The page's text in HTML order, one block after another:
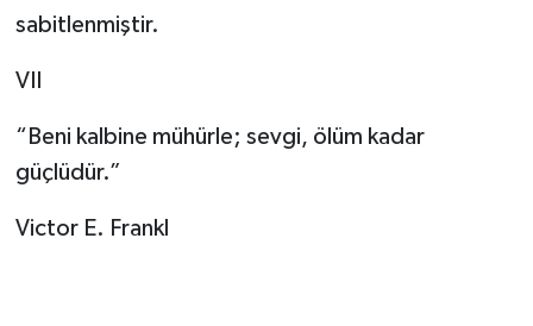
sabitlenmiştir.
VII
“Beni kalbine mühürle; sevgi, ölüm kadar
güçlüdür.”
Victor E. Frankl